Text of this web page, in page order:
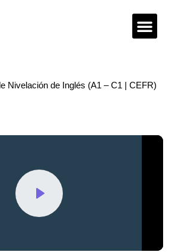
Nivelación de Inglés (A1 – C1 | CEFR)
Play